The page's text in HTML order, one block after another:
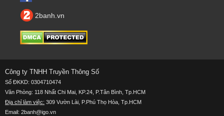
2banh.vn
Công ty TNHH Truyền Thông Số
Số ĐKKD: 0304710474
Văn Phòng: 118 Nhất Chi Mai, KP.24, P.Tân Bình, Tp.HCM
Địa chỉ làm việc: 309 Vườn Lài, P.Phú Thọ Hòa, Tp.HCM
Email: 2banh@igo.vn